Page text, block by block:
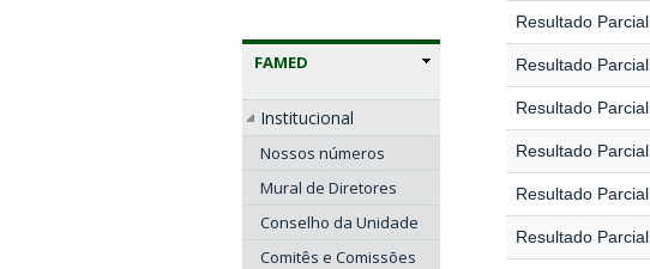
FAMED
Institucional
Nossos números
Mural de Diretores
Conselho da Unidade
Comitês e Comissões
Resultado Parcial
Resultado Parcial
Resultado Parcial
Resultado Parcial
Resultado Parcial
Resultado Parcial